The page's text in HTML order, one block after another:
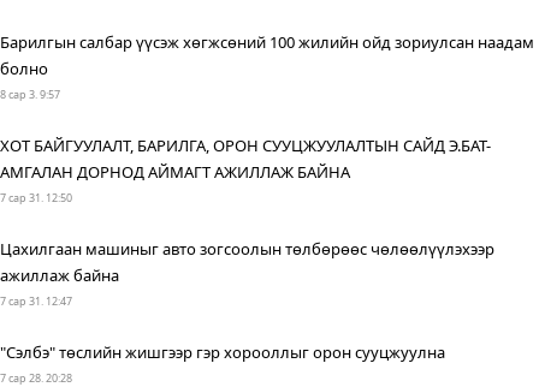
Барилгын салбар үүсэж хөгжсөний 100 жилийн ойд зориулсан наадам
болно
8 сар 3. 9:57
ХОТ БАЙГУУЛАЛТ, БАРИЛГА, ОРОН СУУЦЖУУЛАЛТЫН САЙД Э.БАТ-
АМГАЛАН ДОРНОД АЙМАГТ АЖИЛЛАЖ БАЙНА
7 сар 31. 12:50
Цахилгаан машиныг авто зогсоолын төлбөрөөс чөлөөлүүлэхээр
ажиллаж байна
7 сар 31. 12:47
"Сэлбэ" төслийн жишгээр гэр хорооллыг орон сууцжуулна
7 сар 28. 20:28